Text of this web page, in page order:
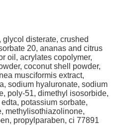
disterate, crushed
20, ananas and citrus
oil, acrylates copolymer,
coconut shell powder,
musciformis extract,
sodium hyaluronate, sodium
poly-51, dimethyl isosorbide,
potassium sorbate,
methylisothiazolinone,
propylparaben, ci 77891